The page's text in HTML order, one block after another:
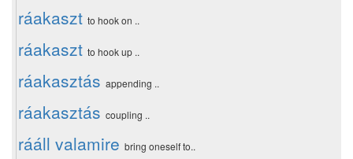
ráakaszt to hook on ..
ráakaszt to hook up ..
ráakasztás appending ..
ráakasztás coupling ..
rááll valamire bring oneself to..